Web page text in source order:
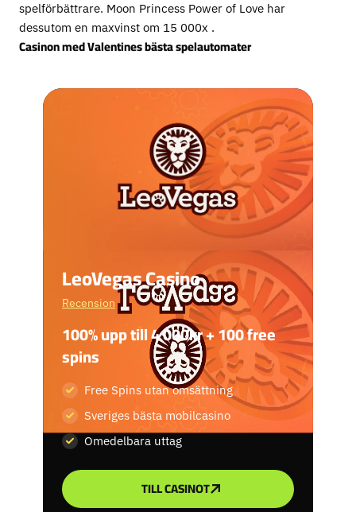
spelförbättrare. Moon Princess Power of Love har
dessutom en maxvinst om 15 000x .
Casinon med Valentines bästa spelautomater
LeoVegas Casino
Recension
100% upp till 4 000kr + 100 free
spins
Free Spins utan omsättning
Sveriges bästa mobilcasino
Omedelbara uttag
TILL CASINOT